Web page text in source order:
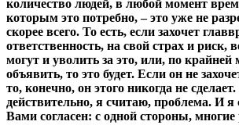
количество людей, в любой момент
которым это потребно, – это уже не
скорее всего. То есть, если захочет
ответственность, на свой страх и риск,
могут и уволить за это, или, по крайней
объявить, то это будет. Если он не
то, конечно, он этого никогда не
действительно, я считаю, проблема. И я
Вами согласен: с одной стороны, многие